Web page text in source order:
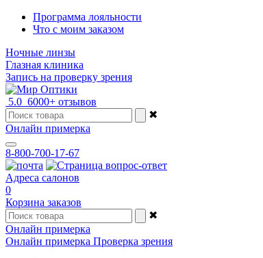
Программа лояльности
Что с моим заказом
Ночные линзы
Глазная клиника
Запись на проверку зрения
5.0 6000+ отзывов
✖
Онлайн примерка
8-800-700-17-67
Адреса салонов
0
Корзина заказов
✖
Онлайн примерка
Онлайн примерка Проверка зрения